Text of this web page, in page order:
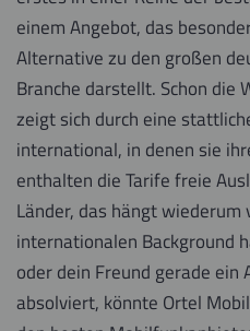
einem Angebot, das
Alternative zu den großen
Branche darstellt. Schon die
zeigt sich durch eine
international, in denen sie
enthalten die Tarife freie
Länder, das hängt wiederum
internationalen Background
oder dein Freund gerade ein
absolviert, könnte Ortel